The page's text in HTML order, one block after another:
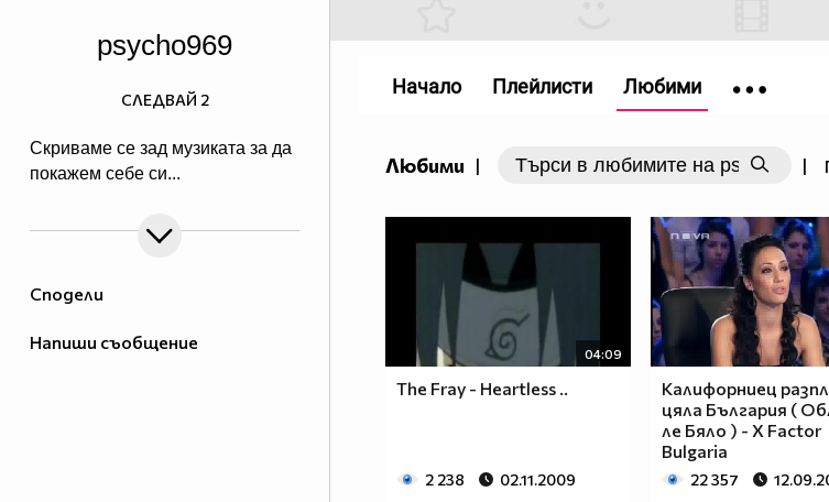
Сподели
Напиши съобщение
psycho969
Скриваме се зад музиката за да
покажем себе си...
СЛЕДВАЙ 2
Любими | |
04:09
The Fray - Heartless ..
2 238 02.11.2009
Калифорниец
цяла България (
ле Бяло ) - X Factor
Bulgaria
22 357
Начало Плейлисти Любими